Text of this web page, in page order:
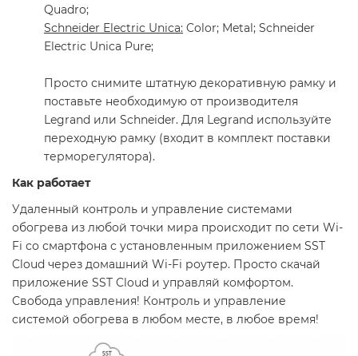
Quadro;
Schneider Electric Unica: Color; Metal; Schneider
Electric Unica Pure;
Просто снимите штатную декоративную рамку и
поставьте необходимую от производителя
Legrand или Schneider. Для Legrand используйте
переходную рамку (входит в комплект поставки
терморегулятора).
Как работает
Удаленный контроль и управление системами
обогрева из любой точки мира происходит по сети Wi-
Fi со смартфона с установленным приложением SST
Cloud через домашний Wi-Fi роутер. Просто скачай
приложение SST Cloud и управляй комфортом.
Свобода управления! Контроль и управление
системой обогрева в любом месте, в любое время!